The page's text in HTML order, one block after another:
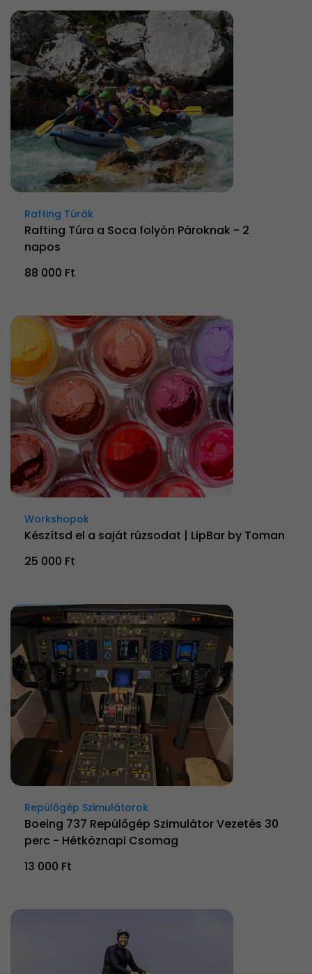
Rafting Túrák
Rafting Túra a Soca folyón Pároknak - 2
napos
88 000 Ft
Workshopok
Készítsd el a saját rúzsodat | LipBar by Toman
25 000 Ft
Repülőgép Szimulátorok
Boeing 737 Repülőgép Szimulátor Vezetés 30
perc - Hétköznapi Csomag
13 000 Ft